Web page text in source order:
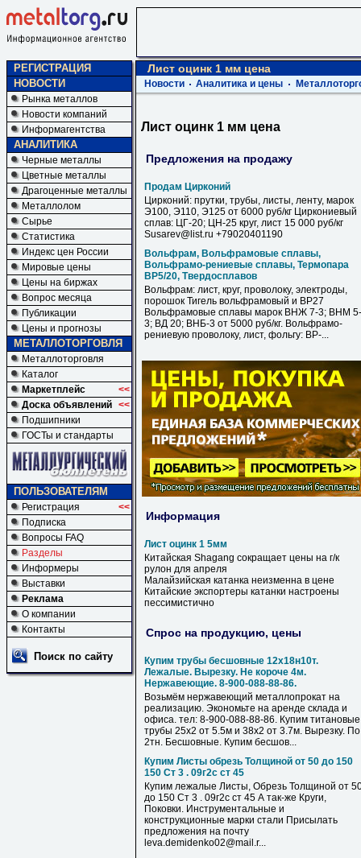
РЕГИСТРАЦИЯ
НОВОСТИ
Рынка металлов
Новости компаний
Информагентства
АНАЛИТИКА
Черные металлы
Цветные металлы
Драгоценные металлы
Металлолом
Сырье
Статистика
Индекс цен России
Мировые цены
Цены на биржах
Вопрос месяца
Публикации
Цены и прогнозы
МЕТАЛЛОТОРГОВЛЯ
Металлоторговля
Каталог
Маркетплейс
<<
Доска объявлений <<
Подшипники
ГОСТы и стандарты
ПОЛЬЗОВАТЕЛЯМ
Регистрация
<<
Подписка
Вопросы FAQ
Разделы
Информеры
Выставки
Реклама
О компании
Контакты
Поиск по сайту
Лист оцинк 1 мм цена
Новости Аналитика и цены
Лист оцинк 1 мм цена
Предложения на продажу
Продам Цирконий
Цирконий: прутки, трубы, листы, ленту, марок
Э100, Э110, Э125 от 6000 руб/кг Циркониевый
сплав: ЦГ-20; ЦН-25 круг, лист 15 000 руб/кг
Susarev@list.ru +79020401190
Вольфрам, Вольфрамовые сплавы,
Вольфрамо-рениевые сплавы, Термопара
ВР5/20, Твердосплавов
Вольфрам: лист, круг, проволоку, электроды,
порошок Тигель вольфрамовый и ВР27
Вольфрамовые сплавы марок ВНЖ 7-3; ВНМ 5-
3; ВД 20; ВНБ-3 от 5000 руб/кг. Вольфрамо-
рениевую проволоку, лист, фольгу: ВР-...
Информация
Лист оцинк 1 5мм
Китайская Shagang сокращает цены на г/к
рулон для апреля
Малайзийская катанка неизменна в цене
Китайские экспортеры катанки настроены
пессимистично
Спрос на продукцию, цены
Купим трубы бесшовные 12х18н10т.
Лежалые. Вырезку. Не короче 4м.
Нержавеющие. 8-900-088-88-86.
Возьмём нержавеющий металлопрокат на
реализацию. Экономьте на аренде склада и
офиса. тел: 8-900-088-88-86. Купим титановые
трубы 25х2 от 5.5м и 38х2 от 3.7м. Вырезку. По
2тн. Бесшовные. Купим бесшов...
Купим Листы обрезь Толщиной от 50 до 150
150 Ст 3 . 09г2с ст 45
Купим лежалые Листы, Обрезь Толщиной от
до 150 Ст 3 . 09г2с ст 45 А так-же Круги,
Поковки. Инструментальные и
конструкционные марки стали Присылать
предложения на почту
leva.demidenko02@mail.r...